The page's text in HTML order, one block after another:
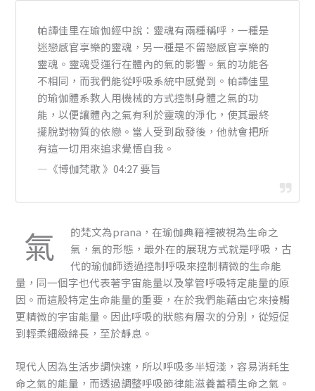
帕譚佳里在瑜伽經中說：靈魂有兩種稱呼，一種是
迷戀感官享樂的靈魂，另一種是不留戀感官享樂的
靈魂。靈魂受運行在體內的氣的影響。氣的功能各
不相同，而我們能從呼吸系統中感覺到。帕譚佳里
的瑜伽體系教人用機械的方式控制身體之氣的功
能，以便讓體內之氣有利於靈魂的淨化，使其最終
擺脫對物質的依戀。當人受到啟發後，他就會把所
有這一切用來追求覺悟自我。
—《博伽梵歌 》04:27 要旨
氣
的梵文為prana，在瑜伽典籍裡被視為生命之
氣，氣的形態，最外在的展現方式就是呼吸，古
代的瑜伽師透過控制呼吸來控制精微的生命能
量，同一個字也代表著宇宙能量以及掌管呼吸特定能量的原
因。而這股特定生命能量的重要，在於我們能藉由它來接觸
更精微的宇宙能量。因此呼吸的狀態有層次的分別，從短促
到輕柔細緻綿長，至於靜息。
現代人因為生活步調快速，所以呼吸多半短淺，容易消耗生
命之氣的能量，而透過調整呼吸節律能滋養蓄積生命之氣。